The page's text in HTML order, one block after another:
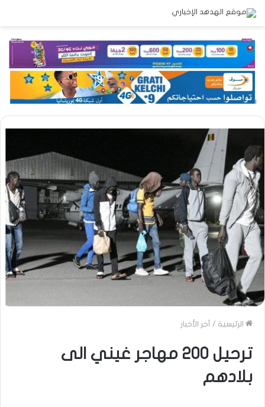
الرئيسية / آخر الأخبار
ترحيل 200 مهاجر غيني الى
بلادهم